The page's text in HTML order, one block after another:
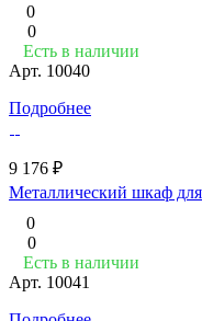
0
0
Есть в наличии
Арт. 10040
Подробнее
9 176 ₽
Металлический шкаф
0
0
Есть в наличии
Арт. 10041